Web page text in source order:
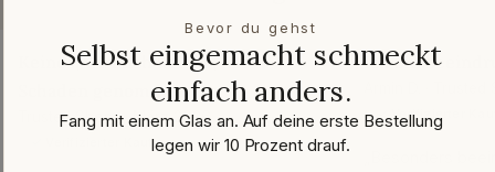
Keines, wirklich keines, hat
Schaden genommen
Trusted Shops · März 2026
✓ Verifizierter Kauf
Ich bin
✓ Verifizierter
Bevor du gehst
Selbst eingemacht schmeckt
einfach anders.
Fang mit einem Glas an. Auf deine erste Bestellung
legen wir 10 Prozent drauf.